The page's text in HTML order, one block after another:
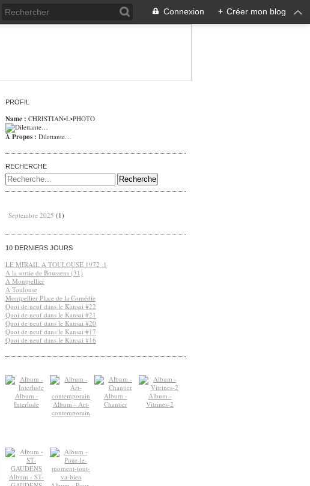
Connexion + Créer mon blog
PROFIL
Name : CHRISTIAN•L•PHOTO
À Propos : Dilettante…
RECHERCHE
Septembre 2025 (1)
10 DERNIERS JOURS
LE MIRAIL A TOULOUSE 1972 .1
A la sortie de Boussens (31)
A Montpellier
A Toulouse
Montpellier Place de la Comédie
Quoi de neuf dans le Kansai #22
Quoi de neuf dans le Kansai #21
Quoi de neuf dans le Kansai #20
Quoi de neuf dans le Kansai #17
Quoi de neuf dans le Kansai #16
Album -
Interlude
Album - Art-
contemporain
Album -
Chantier
Album -
Vitrines-2
Album - ST-